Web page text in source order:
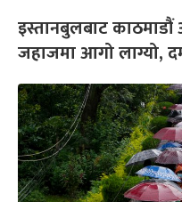
इस्तानबुलबाट
जहाजमा आगो लाग्यो,